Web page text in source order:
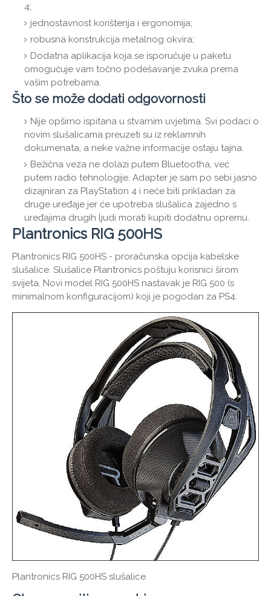
4;
jednostavnost korištenja i ergonomija;
robusna konstrukcija metalnog okvira;
Dodatna aplikacija koja se isporučuje u paketu
omogućuje vam točno podešavanje zvuka prema
vašim potrebama.
Što se može dodati odgovornosti
Nije opširno ispitana u stvarnim uvjetima. Svi podaci o
novim slušalicama preuzeti su iz reklamnih
dokumenata, a neke važne informacije ostaju tajna.
Bežična veza ne dolazi putem Bluetootha, već
putem radio tehnologije. Adapter je sam po sebi jasno
dizajniran za PlayStation 4 i neće biti prikladan za
druge uređaje jer će upotreba slušalica zajedno s
uređajima drugih ljudi morati kupiti dodatnu opremu.
Plantronics RIG 500HS
Plantronics RIG 500HS - proračunska opcija kabelske
slušalice. Slušalice Plantronics poštuju korisnici širom
svijeta. Novi model RIG 500HS nastavak je RIG 500 (s
minimalnom konfiguracijom) koji je pogodan za PS4.
Plantronics RIG 500HS slušalice